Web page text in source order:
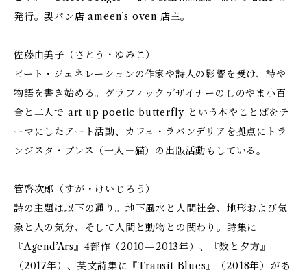
発行。製パン店 ameen’s oven 店主。
佐藤由美子（さとう・ゆみこ）
ビート・ジェネレーションの作家や詩人の影響を受け、詩や
物語を書き始める。グラフィックデザイナーのしのやま小百
合と二人で art up poetic butterfly という本やことばをテ
ーマにしたアート活動、カフェ・ラバンデリアを拠点にトラ
ンジスタ・プレス（一人＋猫）の出版活動もしている。
管啓次郎（すが・けいじろう）
詩の主題は以下の通り。地下風水と人間社会、地形および気
象と人の気分、そして人間と動物との関わり。詩集に
『Agend’Ars』4部作（2010—2013年）、『数と夕方』
（2017年）、英文詩集に『Transit Blues』（2018年）があ